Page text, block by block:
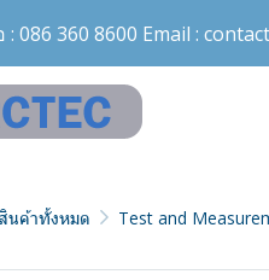
: 086 360 8600 Email :
สินค้าทั้งหมด Test and